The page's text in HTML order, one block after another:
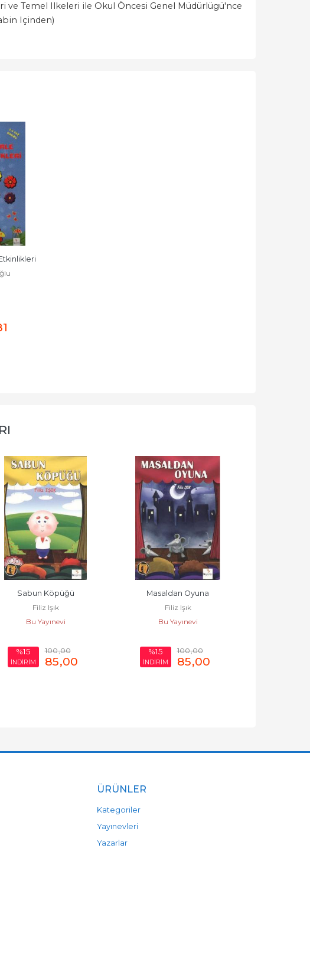
ve Temel Ilkeleri ile Okul Öncesi Genel Müdürlügü'nce
Içinden)
Sabun Köpüğü
Filiz Işık
Bu Yayınevi
%15
İNDİRİM
100,00
85,00
Masaldan Oyuna
Filiz Işık
Bu Yayınevi
%15
İNDİRİM
100,00
85,00
ÜRÜNLER
Kategoriler
Yayınevleri
Yazarlar